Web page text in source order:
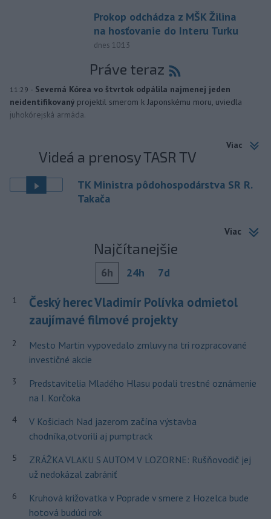
Prokop odchádza z MŠK Žilina
na hosťovanie do Interu Turku
dnes 10:13
Práve teraz
11:29 - Severná Kórea vo štvrtok odpálila najmenej jeden
neidentifikovaný projektil smerom k Japonskému moru, uviedla
juhokórejská armáda.
Viac
Videá a prenosy TASR TV
TK Ministra pôdohospodárstva SR R.
Takača
Viac
Najčítanejšie
6h 24h 7d
1
Český herec Vladimír Polívka odmietol
zaujímavé filmové projekty
2
Mesto Martin vypovedalo zmluvy na tri rozpracované
investičné akcie
3
Predstavitelia Mladého Hlasu podali trestné oznámenie
na I. Korčoka
4
V Košiciach Nad jazerom začína výstavba
chodníka,otvorili aj pumptrack
5
ZRÁŽKA VLAKU S AUTOM V LOZORNE: Rušňovodič jej
už nedokázal zabrániť
6
Kruhová križovatka v Poprade v smere z Hozelca bude
hotová budúci rok